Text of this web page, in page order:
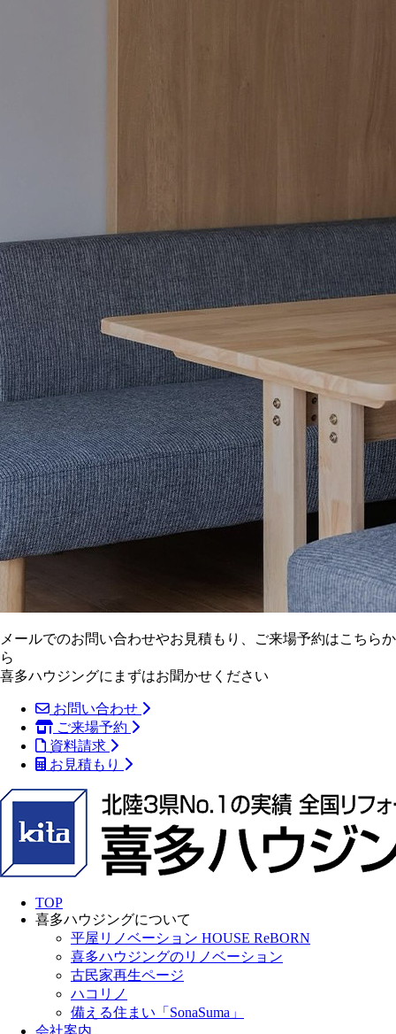
メールでのお問い合わせやお見積もり、ご来場予約はこちらか
ら
喜多ハウジングにまずはお聞かせください
お問い合わせ
ご来場予約
資料請求
お見積もり
TOP
喜多ハウジングについて
平屋リノベーション HOUSE ReBORN
喜多ハウジングのリノベーション
古民家再生ページ
ハコリノ
備える住まい「SonaSuma」